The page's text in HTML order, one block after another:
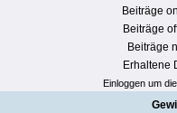
Beiträge
Beiträge
Beiträge
Erhaltene
Einloggen um